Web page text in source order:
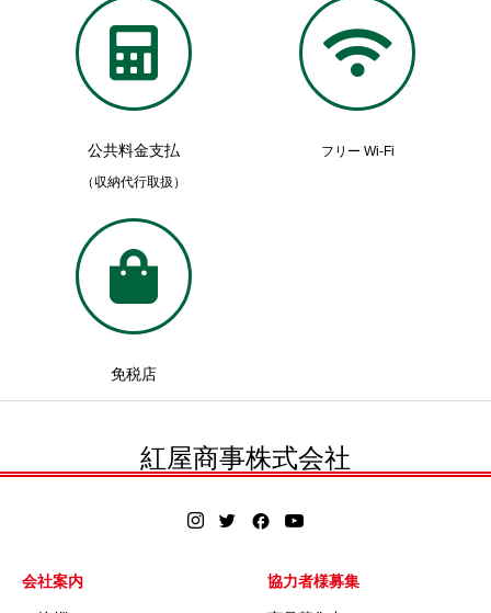
公共料金支払
（収納代行取扱）
フリー Wi-Fi
免税店
紅屋商事株式会社
会社案内 協力者様募集